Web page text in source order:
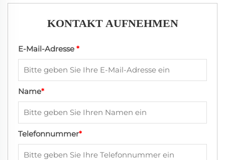
KONTAKT AUFNEHMEN
E-Mail-Adresse *
Name*
Telefonnummer*